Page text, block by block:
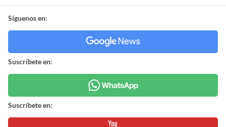
Síguenos en:
Suscríbete en:
Suscríbete en: